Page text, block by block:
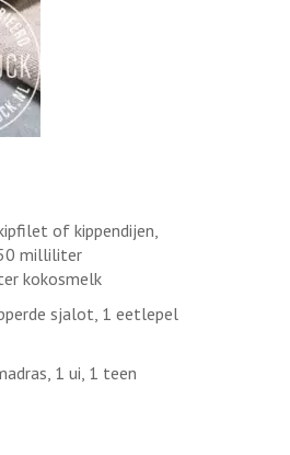
of kippendijen,
milliliter
kokosmelk
sjalot, 1 eetlepel
1 ui, 1 teen